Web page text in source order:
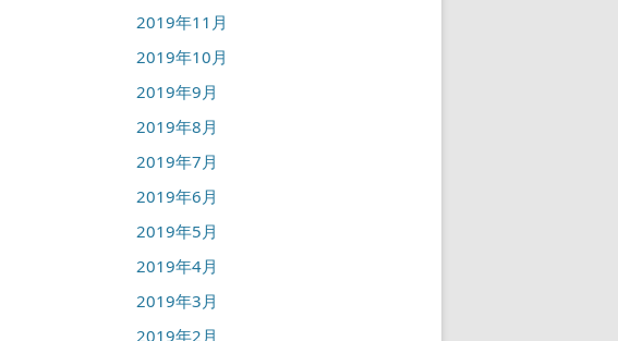
2019年11月
2019年10月
2019年9月
2019年8月
2019年7月
2019年6月
2019年5月
2019年4月
2019年3月
2019年2月